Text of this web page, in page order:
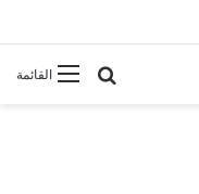
القائمةبحث عن